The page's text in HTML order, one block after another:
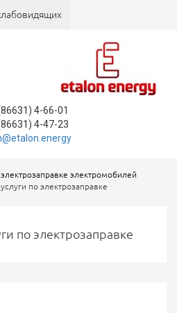
4-66-01
4-47-23
электромобилей
по электрозаправке
по электрозаправке